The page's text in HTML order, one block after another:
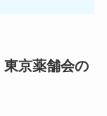
京薬舗会の